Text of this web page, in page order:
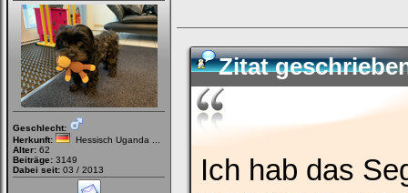
Geschlecht:
Herkunft:
Hessisch Uganda ...
Alter: 62
Beiträge: 3149
Dabei seit: 03 / 2013
Zitat
Ich hab das